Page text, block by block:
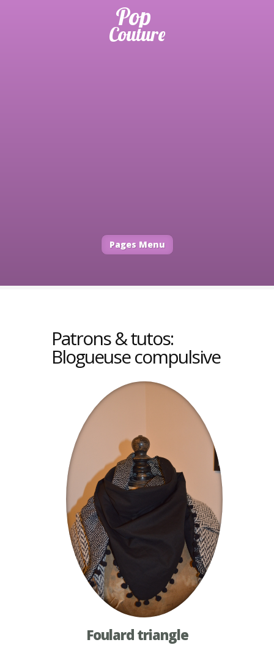
Pages Menu
Patrons & tutos:
Blogueuse compulsive
Foulard triangle